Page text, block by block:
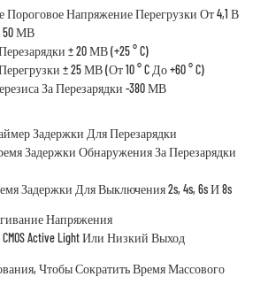
Пороговое Напряжение Перегрузки От 4,1 В
50 МВ
± 20 МВ (+25 ° C)
± 25 МВ (от 10 ° C До +60 ° C)
За Перезарядки -380 МВ
Задержки Для Перезарядки
Задержки Обнаружения За Перезарядки
Задержки Для Выключения 2s, 4s, 6s И 8s
Напряжения
Active Light Или Низкий Выход
Чтобы Сократить Время Массового